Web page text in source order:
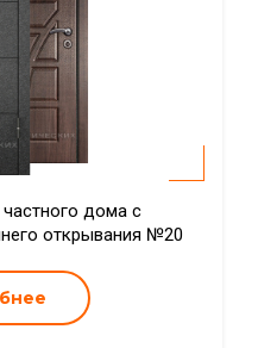
дома с
открывания №20